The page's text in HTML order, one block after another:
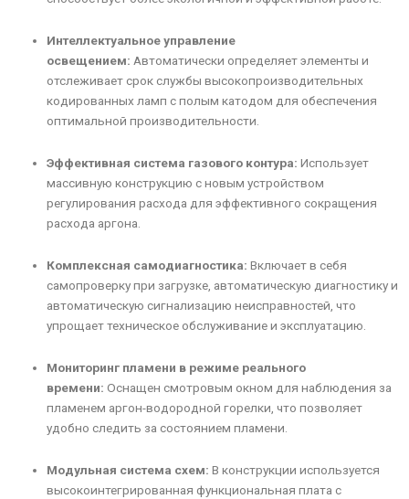
Интеллектуальное управление
освещением: Автоматически определяет элементы и
отслеживает срок службы высокопроизводительных
кодированных ламп с полым катодом для обеспечения
оптимальной производительности.
Эффективная система газового контура: Использует
массивную конструкцию с новым устройством
регулирования расхода для эффективного сокращения
расхода аргона.
Комплексная самодиагностика: Включает в себя
самопроверку при загрузке, автоматическую диагностику и
автоматическую сигнализацию неисправностей, что
упрощает техническое обслуживание и эксплуатацию.
Мониторинг пламени в режиме реального
времени: Оснащен смотровым окном для наблюдения за
пламенем аргон-водородной горелки, что позволяет
удобно следить за состоянием пламени.
Модульная система схем: В конструкции используется
высокоинтегрированная функциональная плата с